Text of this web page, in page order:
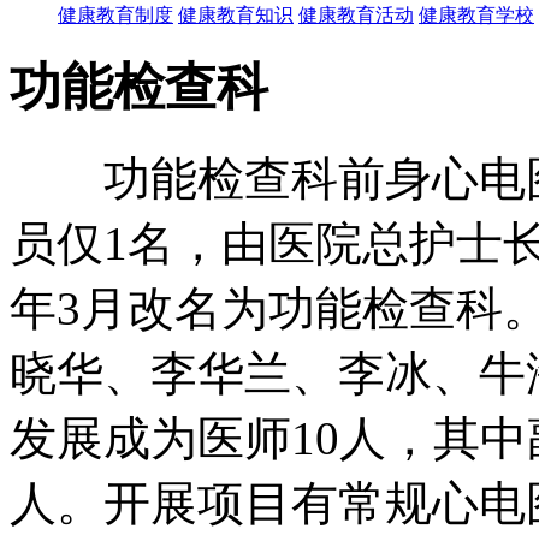
健康教育制度 健康教育知识 健康教育活动 健康教育学校
功能检查科
功能检查科前身心电
员仅1名，由医院总护士
年3月改名为功能检查科
晓华、李华兰、李冰、
发展成为医师10人，其
人。开展项目有常规心